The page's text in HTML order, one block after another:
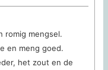
romig mengsel.
en meng goed.
het zout en de